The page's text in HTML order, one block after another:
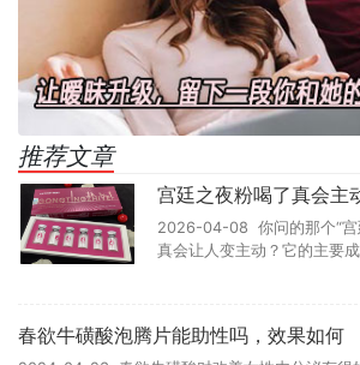
推荐文章
宫廷之夜粉喝了真会主
2026-04-08 你问的那个“宫
真会让人变主动？它的主要
春欲牛磺酸泡腾片能助性吗，效果如何